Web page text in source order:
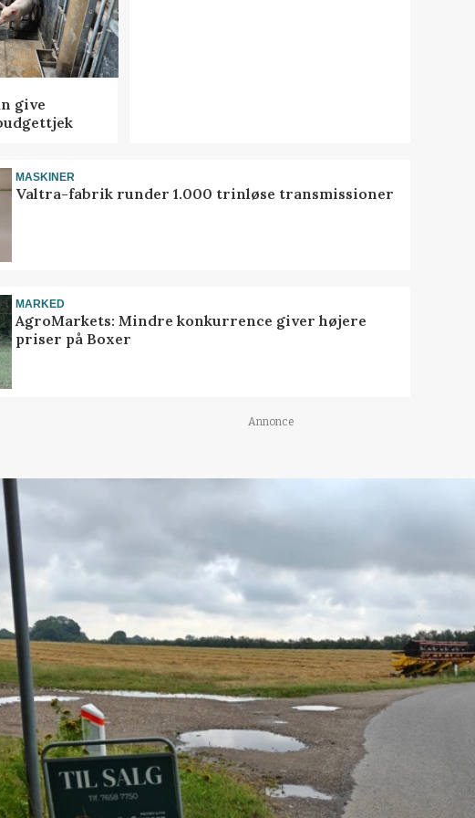
give
MASKINER
Valtra-fabrik runder 1.000 trinløse transmissioner
MARKED
AgroMarkets: Mindre konkurrence giver højere
priser på Boxer
Annonce